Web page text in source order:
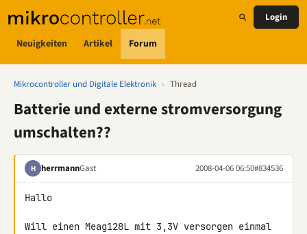
Neuigkeiten Artikel Forum
Login
Mikrocontroller und Digitale Elektronik › Thread
Batterie und externe stromversorgung
umschalten??
H herrmannGast 2008-04-06 06:50#834536
Hallo
Will einen Meag128L mit 3,3V versorgen einmal